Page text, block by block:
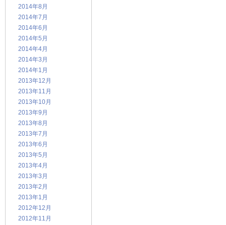
2014年8月
2014年7月
2014年6月
2014年5月
2014年4月
2014年3月
2014年1月
2013年12月
2013年11月
2013年10月
2013年9月
2013年8月
2013年7月
2013年6月
2013年5月
2013年4月
2013年3月
2013年2月
2013年1月
2012年12月
2012年11月